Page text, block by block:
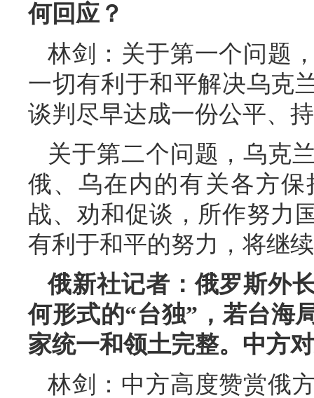
何回应？
林剑：关于第一个问题
一切有利于和平解决乌克
谈判尽早达成一份公平、
关于第二个问题，乌克
俄、乌在内的有关各方
战、劝和促谈，所作努力
有利于和平的努力，将继
俄新社记者：俄罗斯外
何形式的“台独”，若台海
家统一和领土完整。中方
林剑：中方高度赞赏俄